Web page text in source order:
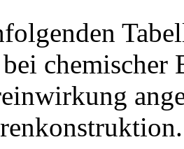
chemischer